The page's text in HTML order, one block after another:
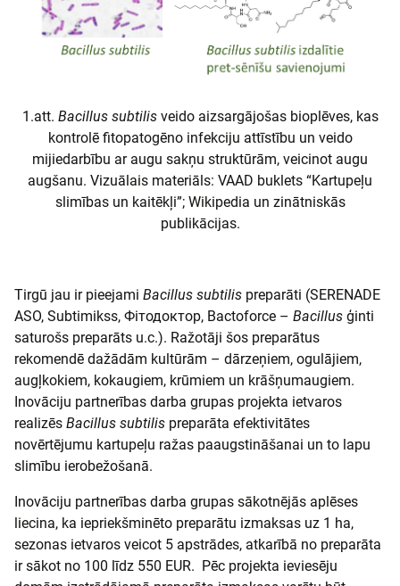
1.att. Bacillus subtilisveido aizsargājošas bioplēves, kas
kontrolē fitopatogēno infekciju attīstību un veido
mijiedarbību ar augu sakņu struktūrām, veicinot augu
augšanu. Vizuālais materiāls: VAAD buklets “Kartupeļu
slimības un kaitēkļi”; Wikipedia un zinātniskās
publikācijas.
Tirgū jau ir pieejami Bacillus subtilis preparāti (SERENADE
ASO, Subtimikss, Фітодоктор, Bactoforce – Bacillus ģinti
saturošs preparāts u.c.). Ražotāji šos preparātus
rekomendē dažādām kultūrām – dārzeņiem, ogulājiem,
augļkokiem, kokaugiem, krūmiem un krāšņumaugiem.
Inovāciju partnerības darba grupas projekta ietvaros
realizēs Bacillus subtilis preparāta efektivitātes
novērtējumu kartupeļu ražas paaugstināšanai un to lapu
slimību ierobežošanā.
Inovāciju partnerības darba grupas sākotnējās aplēses
liecina, ka iepriekšminēto preparātu izmaksas uz 1 ha,
sezonas ietvaros veicot 5 apstrādes, atkarībā no preparāta
ir sākot no 100 līdz 550 EUR. Pēc projekta ieviesēju